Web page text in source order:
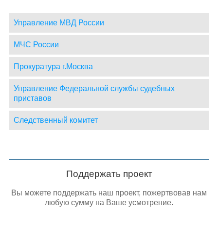
Управление МВД России
МЧС России
Прокуратура г.Москва
Управление Федеральной службы судебных
приставов
Следственный комитет
Поддержать проект
Вы можете поддержать наш проект, пожертвовав нам
любую сумму на Ваше усмотрение.